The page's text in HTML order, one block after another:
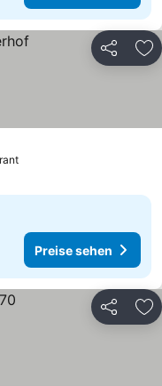
Teilen
Preise sehen
Preise sehen
Teilen